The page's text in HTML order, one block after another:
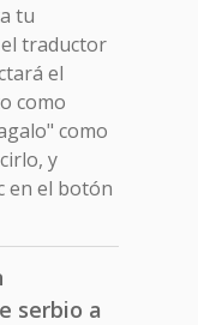
tu
traductor
el
como
como
y
en el botón
serbio a